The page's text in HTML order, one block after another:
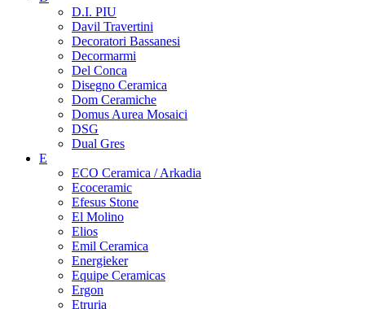
D.I. PIU
Davil Travertini
Decoratori Bassanesi
Decormarmi
Del Conca
Disegno Ceramica
Dom Ceramiche
Domus Aurea Mosaici
DSG
Dual Gres
E
ECO Ceramica / Arkadia
Ecoceramic
Efesus Stone
El Molino
Elios
Emil Ceramica
Energieker
Equipe Ceramicas
Ergon
Etruria